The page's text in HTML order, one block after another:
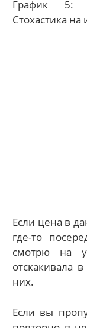
График 5:
Стохастика на
Если цена в
где-то
смотрю на
отскакивала
них.
Если вы